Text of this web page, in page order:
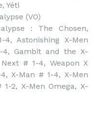
Yéti
(VO)
: The Chosen,
4, Astonishing X-Men
4, Gambit and the X-
# 1-4, Weapon X
X-Man # 1-4, X-Men
2, X-Men Omega, X-